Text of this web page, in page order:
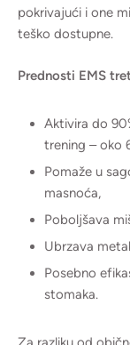
pokrivajući i one
teško dostupne.
Prednosti EMS
Aktivira do
trening – oko
Pomaže u
masnoća,
Poboljšava
Ubrzava
Posebno
stomaka.